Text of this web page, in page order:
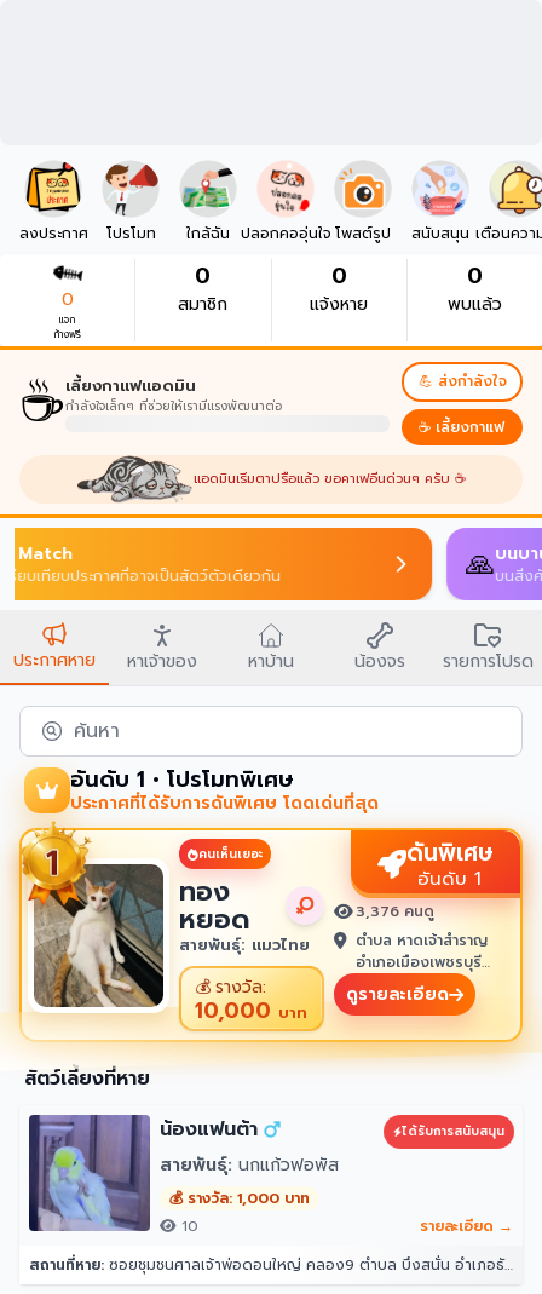
ลงประกาศ โปรโมท ใกล้ฉัน ปลอกคออุ่นใจ โพสต์รูป สนับสนุน เตือนควา
0
แจก
ก้างฟรี
0
สมาชิก
0
แจ้งหาย
0
พบแล้ว
☕เลี้ยงกาแฟแอดมิน
กำลังใจเล็กๆ ที่ช่วยให้เรามีแรงพัฒนาต่อ
💪 ส่งกำลังใจ
☕ เลี้ยงกาแฟ
แอดมินเริ่มตาปรือแล้ว ขอคาเฟอีนด่วนๆ ครับ ☕
🔍AI Match
เปรียบเทียบประกาศที่อาจเป็นสัตว์ตัวเดียวกัน
ประกาศหาย หาเจ้าของ หาบ้าน น้องจร รายการโปรด
ค้นหา
อันดับ 1 • โปรโมทพิเศษ
ประกาศที่ได้รับการดันพิเศษ โดดเด่นที่สุด
คนเห็นเยอะ
ทอง
หยอด
สายพันธุ์: แมวไทย
💰รางวัล:
10,000 บาท
ดันพิเศษ
อันดับ 1
3,376 คนดู
ตำบล หาดเจ้าสำราญ
อำเภอเมืองเพชรบุรี
เพชรบุรี 76100
ดูรายละเอียด
สัตว์เลี้ยงที่หาย
น้องแฟนต้า
ได้รับการสนับสนุน
สายพันธุ์: นกแก้วฟอพัส
💰 รางวัล: 1,000 บาท
10
รายละเอียด →
สถานที่หาย: ซอยชุมชนศาลเจ้าพ่อดอนใหญ่ คลอง9 ตำบล บึงสนั่น อำเภอธัญบุรี ปทุมธานี 12110